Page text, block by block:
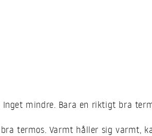
Inget mindre. Bara en riktigt bra
termos. Varmt håller sig varmt,